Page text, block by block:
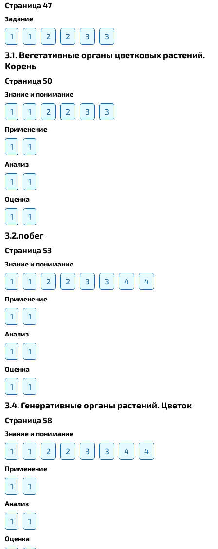
Страница 47
Задание
1 1 2 2 3 3
3.1. Вегетативные органы цветковых растений.
Корень
Страница 50
Знание и понимание
1 1 2 2 3 3
Применение
1 1
Анализ
1 1
Оценка
1 1
3.2.побег
Страница 53
Знание и понимание
1 1 2 2 3 3 4 4
Применение
1 1
Анализ
1 1
Оценка
1 1
3.4. Генеративные органы растений. Цветок
Страница 58
Знание и понимание
1 1 2 2 3 3 4 4
Применение
1 1
Анализ
1 1
Оценка